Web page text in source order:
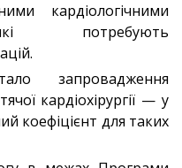
кардіологічними
потребують
запровадження
кардіохірургії — у
коефіцієнт для таких